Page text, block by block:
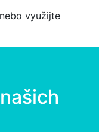
nebo využijte